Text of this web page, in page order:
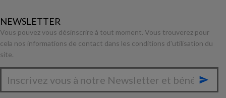
NEWSLETTER
Vous pouvez vous désinscrire à tout moment. Vous trouverez pour
cela nos informations de contact dans les conditions d'utilisation du
site.
